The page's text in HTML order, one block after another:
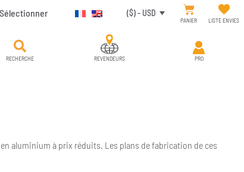
Sélectionner ($) - USD
PANIER LISTE ENVIES
RECHERCHE REVENDEURS PRO
aluminium à prix réduits. Les plans de fabrication de ces